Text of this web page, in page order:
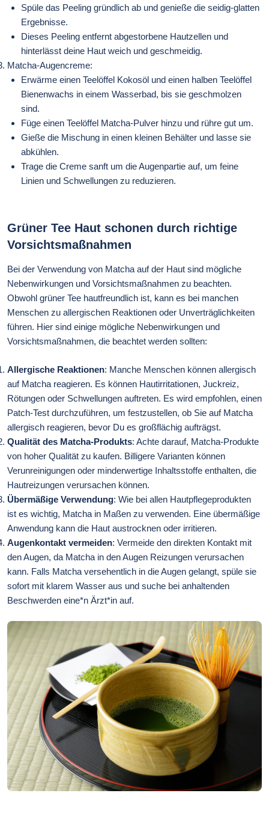
Spüle das Peeling gründlich ab und genieße die seidig-glatten
Ergebnisse.
Dieses Peeling entfernt abgestorbene Hautzellen und
hinterlässt deine Haut weich und geschmeidig.
Matcha-Augencreme:
Erwärme einen Teelöffel Kokosöl und einen halben Teelöffel
Bienenwachs in einem Wasserbad, bis sie geschmolzen
sind.
Füge einen Teelöffel Matcha-Pulver hinzu und rühre gut um.
Gieße die Mischung in einen kleinen Behälter und lasse sie
abkühlen.
Trage die Creme sanft um die Augenpartie auf, um feine
Linien und Schwellungen zu reduzieren.
Grüner Tee Haut schonen durch richtige
Vorsichtsmaßnahmen
Bei der Verwendung von Matcha auf der Haut sind mögliche
Nebenwirkungen und Vorsichtsmaßnahmen zu beachten.
Obwohl grüner Tee hautfreundlich ist, kann es bei manchen
Menschen zu allergischen Reaktionen oder Unverträglichkeiten
führen. Hier sind einige mögliche Nebenwirkungen und
Vorsichtsmaßnahmen, die beachtet werden sollten:
Allergische Reaktionen: Manche Menschen können allergisch
auf Matcha reagieren. Es können Hautirritationen, Juckreiz,
Rötungen oder Schwellungen auftreten. Es wird empfohlen, einen
Patch-Test durchzuführen, um festzustellen, ob Sie auf Matcha
allergisch reagieren, bevor Du es großflächig aufträgst.
Qualität des Matcha-Produkts: Achte darauf, Matcha-Produkte
von hoher Qualität zu kaufen. Billigere Varianten können
Verunreinigungen oder minderwertige Inhaltsstoffe enthalten, die
Hautreizungen verursachen können.
Übermäßige Verwendung: Wie bei allen Hautpflegeprodukten
ist es wichtig, Matcha in Maßen zu verwenden. Eine übermäßige
Anwendung kann die Haut austrocknen oder irritieren.
Augenkontakt vermeiden: Vermeide den direkten Kontakt mit
den Augen, da Matcha in den Augen Reizungen verursachen
kann. Falls Matcha versehentlich in die Augen gelangt, spüle sie
sofort mit klarem Wasser aus und suche bei anhaltenden
Beschwerden eine*n Ärzt*in auf.